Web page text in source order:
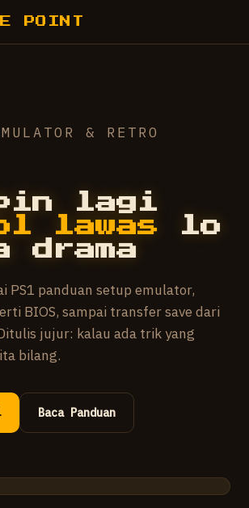
POINT
& RETRO
lagi
lawas lo
drama
PS1 panduan setup emulator,
BIOS, sampai transfer save dari
jujur: kalau ada trik yang
bilang.
Baca Panduan